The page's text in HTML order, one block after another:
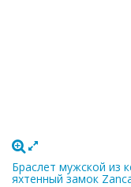
Браслет мужской из
яхтенный замок